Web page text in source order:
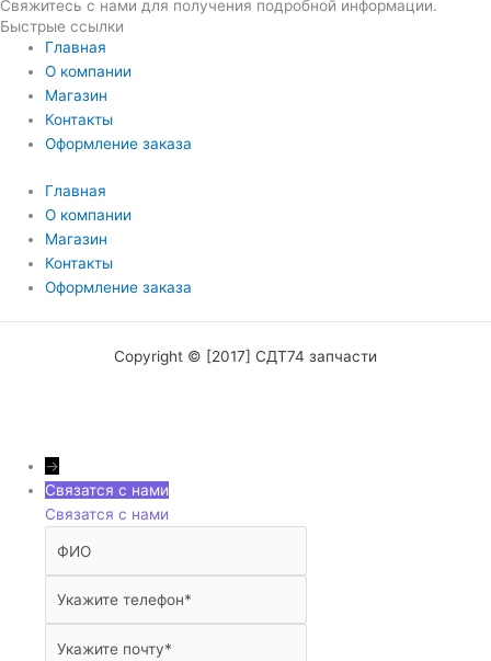
Свяжитесь с нами для получения подробной информации.
Быстрые ссылки
Главная
О компании
Магазин
Контакты
Оформление заказа
Главная
О компании
Магазин
Контакты
Оформление заказа
Copyright © [2017] СДТ74 запчасти
→
Связатся с нами
Связатся с нами